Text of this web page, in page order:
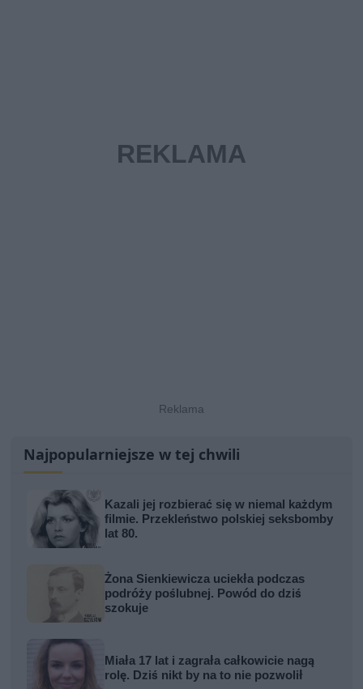
Najpopularniejsze w tej chwili
Kazali jej rozbierać się w niemal każdym
filmie. Przekleństwo polskiej seksbomby
lat 80.
Żona Sienkiewicza uciekła podczas
podróży poślubnej. Powód do dziś
szokuje
Miała 17 lat i zagrała całkowicie nagą
rolę. Dziś nikt by na to nie pozwolił